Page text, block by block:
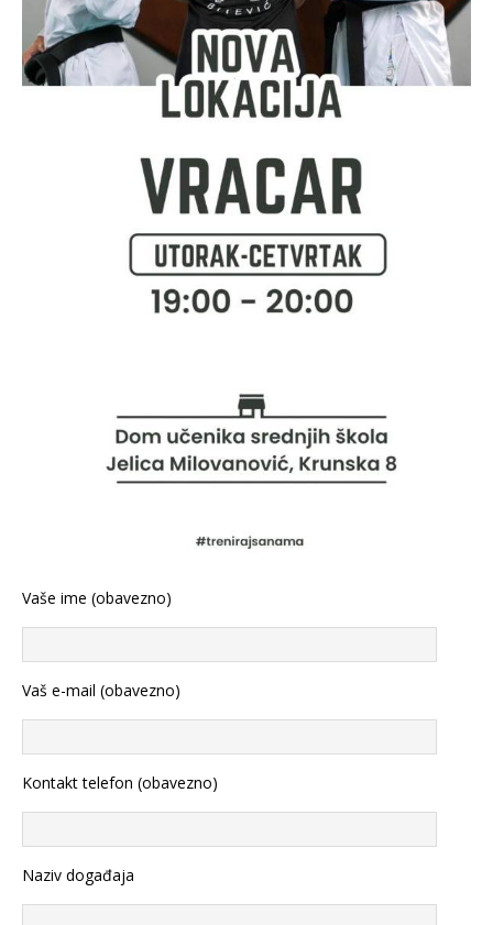
Vaše ime (obavezno)
Vaš e-mail (obavezno)
Kontakt telefon (obavezno)
Naziv događaja